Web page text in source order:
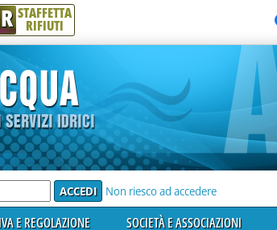
R STAFFETTA
RIFIUTI
Non riesco ad accedere
E REGOLAZIONE SOCIETÀ E ASSOCIAZIONI